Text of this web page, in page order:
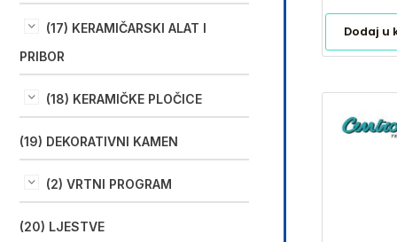
(17) KERAMIČARSKI ALAT I
PRIBOR
(18) KERAMIČKE PLOČICE
(19) DEKORATIVNI KAMEN
(2) VRTNI PROGRAM
(20) LJESTVE
Dodaj u